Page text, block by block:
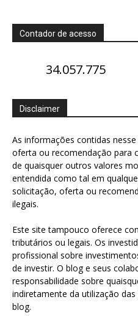
Contador de acesso
34.057.775
Disclaimer
As informações contidas
oferta ou recomendação para
de quaisquer outros valores
entendida como tal em
solicitação, oferta ou
ilegais.
Este site tampouco oferece
tributários ou legais. Os
profissional sobre
de investir. O blog e seus
responsabilidade sobre
indiretamente da utilização
blog.